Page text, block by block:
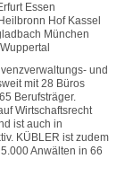
Essen
Hof Kassel
München
und
mit 28 Büros
Berufsträger.
Wirtschaftsrecht
ist auch in
KÜBLER ist zudem
Anwälten in 66